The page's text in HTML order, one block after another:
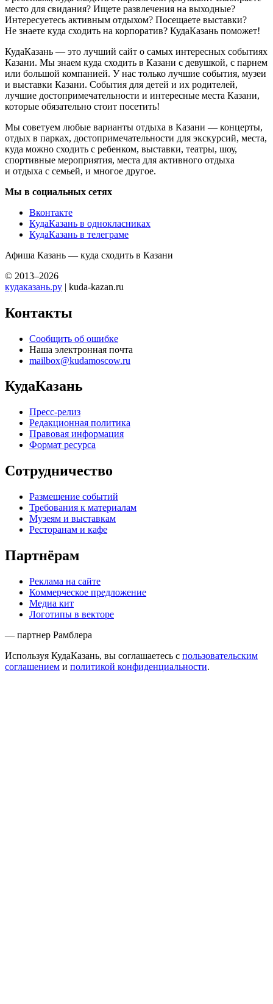
место для свидания? Ищете развлечения на выходные?
Интересуетесь активным отдыхом? Посещаете выставки?
Не знаете куда сходить на корпоратив? КудаКазань поможет!
КудаКазань — это лучший сайт о самых интересных событиях
Казани. Мы знаем куда сходить в Казани с девушкой, с парнем
или большой компанией. У нас только лучшие события, музеи
и выставки Казани. События для детей и их родителей,
лучшие достопримечательности и интересные места Казани,
которые обязательно стоит посетить!
Мы советуем любые варианты отдыха в Казани — концерты,
отдых в парках, достопримечательности для экскурсий, места,
куда можно сходить с ребенком, выставки, театры, шоу,
спортивные мероприятия, места для активного отдыха
и отдыха с семьей, и многое другое.
Мы в социальных сетях
Вконтакте
КудаКазань в однокласниках
КудаКазань в телеграме
Афиша Казань — куда сходить в Казани
© 2013–2026
кудаказань.ру | kuda-kazan.ru
Контакты
Сообщить об ошибке
Наша электронная почта
mailbox@kudamoscow.ru
КудаКазань
Пресс-релиз
Редакционная политика
Правовая информация
Формат ресурса
Сотрудничество
Размещение событий
Требования к материалам
Музеям и выставкам
Ресторанам и кафе
Партнёрам
Реклама на сайте
Коммерческое предложение
Медиа кит
Логотипы в векторе
— партнер Рамблера
Используя КудаКазань, вы соглашаетесь с пользовательским
соглашением и политикой конфиденциальности.